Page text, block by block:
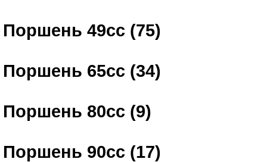
Поршень 49сс (75)
Поршень 65сс (34)
Поршень 80сс (9)
Поршень 90сс (17)